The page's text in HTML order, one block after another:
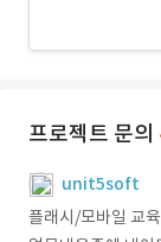
프로젝트 문의
unit5soft
플래시/모바일 교